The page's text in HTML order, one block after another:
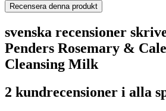
Recensera denna produkt
svenska recensioner
Penders Rosemary &
Cleansing Milk
2 kundrecensioner i alla